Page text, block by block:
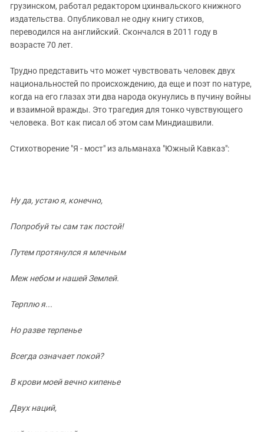
грузинском, работал редактором цхинвальского книжного
издательства. Опубликовал не одну книгу стихов,
переводился на английский. Скончался в 2011 году в
возрасте 70 лет.
Трудно представить что может чувствовать человек двух
национальностей по происхождению, да еще и поэт по натуре,
когда на его глазах эти два народа окунулись в пучину войны
и взаимной вражды. Это трагедия для тонко чувствующего
человека. Вот как писал об этом сам Миндиашвили.
Стихотворение "Я - мост" из альманаха "Южный Кавказ":
Ну да, устаю я, конечно,
Попробуй ты сам так постой!
Путем протянулся я млечным
Меж небом и нашей Землей.
Терплю я...
Но разве терпенье
Всегда означает покой?
В крови моей вечно кипенье
Двух наций,